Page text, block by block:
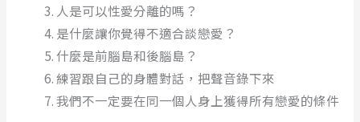
人是可以性愛分離的嗎？
是什麼讓你覺得不適合談戀愛？
什麼是前腦島和後腦島？
練習跟自己的身體對話，把聲音錄下來
我們不一定要在同一個人身上獲得所有戀愛的條件